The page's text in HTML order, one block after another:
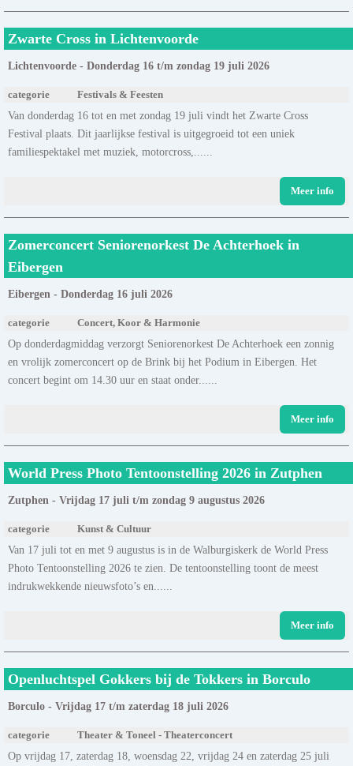
Zwarte Cross in Lichtenvoorde
Lichtenvoorde - Donderdag 16 t/m zondag 19 juli 2026
categorie Festivals & Feesten
Van donderdag 16 tot en met zondag 19 juli vindt het Zwarte Cross
Festival plaats. Dit jaarlijkse festival is uitgegroeid tot een uniek
familiespektakel met muziek, motorcross,......
Meer info
Zomerconcert Seniorenorkest De Achterhoek in
Eibergen
Eibergen - Donderdag 16 juli 2026
categorie Concert, Koor & Harmonie
Op donderdagmiddag verzorgt Seniorenorkest De Achterhoek een zonnig
en vrolijk zomerconcert op de Brink bij het Podium in Eibergen. Het
concert begint om 14.30 uur en staat onder......
Meer info
World Press Photo Tentoonstelling 2026 in Zutphen
Zutphen - Vrijdag 17 juli t/m zondag 9 augustus 2026
categorie Kunst & Cultuur
Van 17 juli tot en met 9 augustus is in de Walburgiskerk de World Press
Photo Tentoonstelling 2026 te zien. De tentoonstelling toont de meest
indrukwekkende nieuwsfoto’s en......
Meer info
Openluchtspel Gokkers bij de Tokkers in Borculo
Borculo - Vrijdag 17 t/m zaterdag 18 juli 2026
categorie Theater & Toneel - Theaterconcert
Op vrijdag 17, zaterdag 18, woensdag 22, vrijdag 24 en zaterdag 25 juli